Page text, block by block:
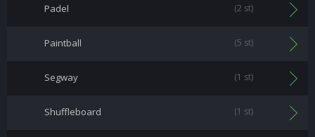
Padel (2 st)
Paintball (5 st)
Segway (1 st)
Shuffleboard (1 st)